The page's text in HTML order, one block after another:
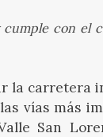
con el
la carretera
vías más
San